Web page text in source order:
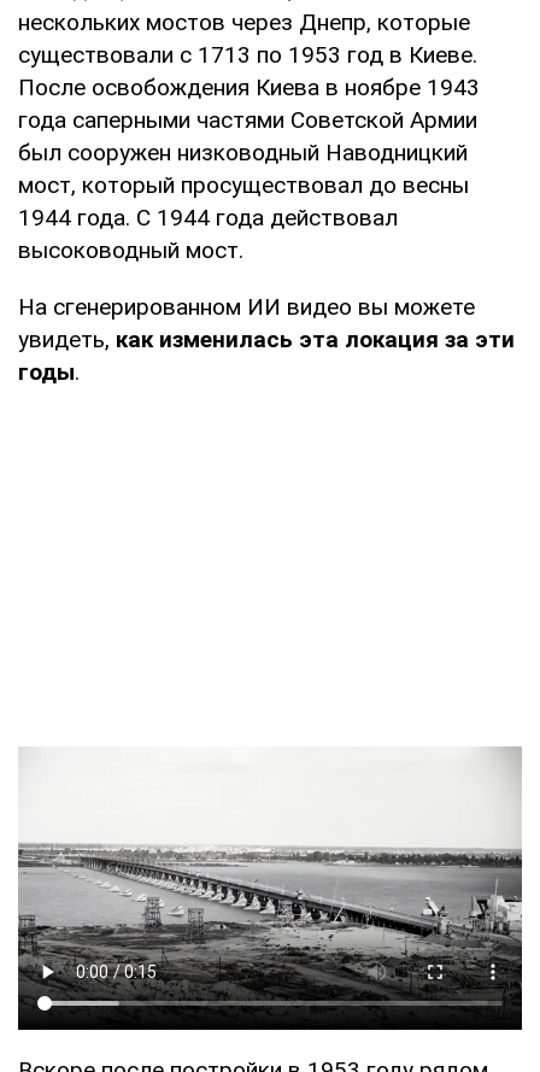
нескольких мостов через Днепр, которые
существовали с 1713 по 1953 год в Киеве.
После освобождения Киева в ноябре 1943
года саперными частями Советской Армии
был сооружен низководный Наводницкий
мост, который просуществовал до весны
1944 года. С 1944 года действовал
высоководный мост.
На сгенерированном ИИ видео вы можете
увидеть, как изменилась эта локация за эти
годы.